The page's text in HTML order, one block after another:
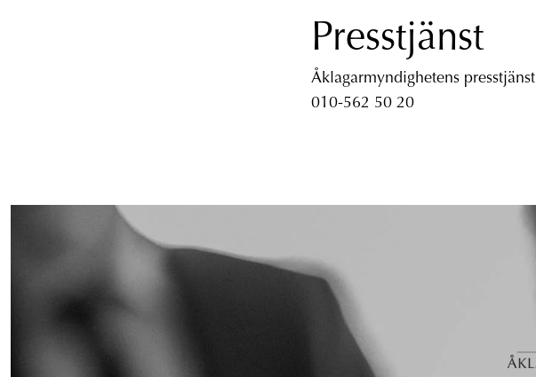
Presstjänst
Åklagarmyndighetens presstjänst
010-562 50 20